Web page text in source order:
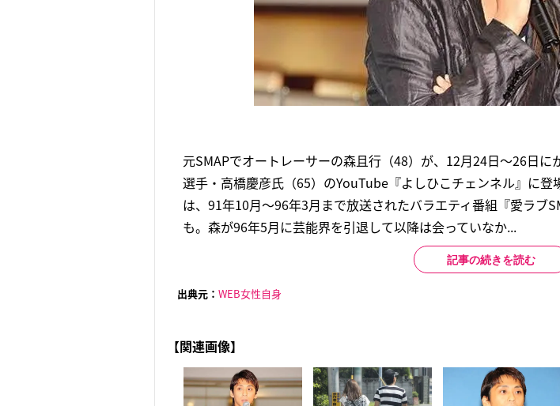
元SMAPでオートレーサーの森且行（48）が、12月24日～26日
選手・高橋慶彦氏（65）のYouTube『よしひこチェンネル』に
は、91年10月～96年3月まで放送されたバラエティ番組『愛ラブ
も。森が96年5月に芸能界を引退して以降は会っていなか...
記事の続きを読む
出典元： WEB女性自身
【関連画像】